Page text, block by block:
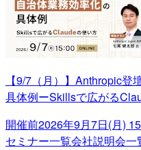
【9/7（月）】Anthropic
具体例ーSkillsで広がる
開催前2026年9月7日(月)
セミナー一覧会社説明会一